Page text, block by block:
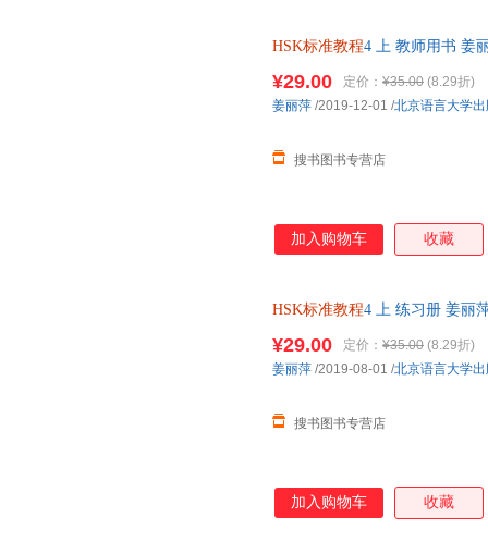
HSK标准教程4 上 教师用书 姜
¥29.00 定价： ¥35.00 (8.29折)
搜书图书专营店
姜丽萍 /2019-12-01 /北京语言大学
加入购物车 收藏
HSK标准教程4 上 练习册 姜丽
¥29.00 定价： ¥35.00 (8.29折)
搜书图书专营店
姜丽萍 /2019-08-01 /北京语言大学
加入购物车 收藏